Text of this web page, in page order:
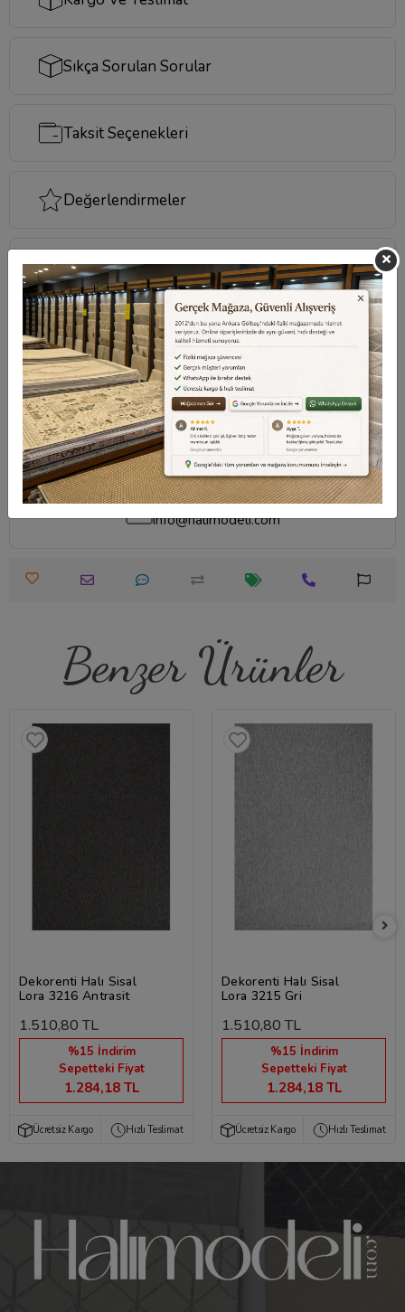
Sıkça Sorulan Sorular
Taksit Seçenekleri
Değerlendirmeler
Destek Merkezi
Aklınızdaki soruların yanıtları ve önemli konuların
cevapları için destek merkezisayfamızı ziyaret
edebilirsiniz.
Destek Merkezi
Destek Merkezi
0540 001 51 51
Whatsapp Destek
0540 001 51 51
Öneri ve Şikayet
info@halimodeli.com
Benzer Ürünler
Dekorenti Halı Sisal
Lora 3216 Antrasit
1.510,80 TL
%15 İndirim
Sepetteki Fiyat
1.284,18 TL
Ücretsiz Kargo Hızlı Teslimat
Dekorenti Halı Sisal
Lora 3215 Gri
1.510,80 TL
%15 İndirim
Sepetteki Fiyat
1.284,18 TL
Ücretsiz Kargo Hızlı Teslimat